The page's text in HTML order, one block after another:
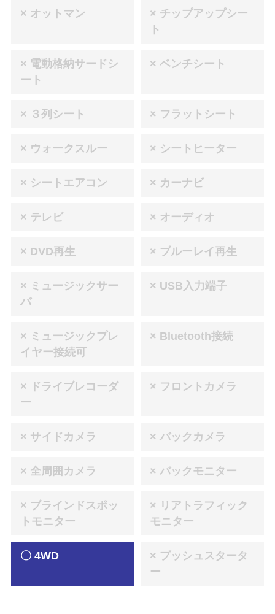
× オットマン
× チップアップシー
ト
× 電動格納サードシ
ート
× ベンチシート
× ３列シート × フラットシート
× ウォークスルー × シートヒーター
× シートエアコン × カーナビ
× テレビ × オーディオ
× DVD再生 × ブルーレイ再生
× ミュージックサー
バ
× USB入力端子
× ミュージックプレ
イヤー接続可
× Bluetooth接続
× ドライブレコーダ
ー
× フロントカメラ
× サイドカメラ × バックカメラ
× 全周囲カメラ × バックモニター
× ブラインドスポッ
トモニター
× リアトラフィック
モニター
〇 4WD
× プッシュスタータ
ー